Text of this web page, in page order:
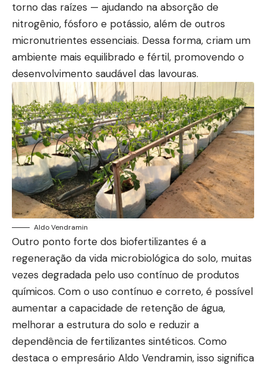
torno das raízes — ajudando na absorção de
nitrogênio, fósforo e potássio, além de outros
micronutrientes essenciais. Dessa forma, criam um
ambiente mais equilibrado e fértil, promovendo o
desenvolvimento saudável das lavouras.
Aldo Vendramin
Outro ponto forte dos biofertilizantes é a
regeneração da vida microbiológica do solo, muitas
vezes degradada pelo uso contínuo de produtos
químicos. Com o uso contínuo e correto, é possível
aumentar a capacidade de retenção de água,
melhorar a estrutura do solo e reduzir a
dependência de fertilizantes sintéticos. Como
destaca o empresário Aldo Vendramin, isso significa